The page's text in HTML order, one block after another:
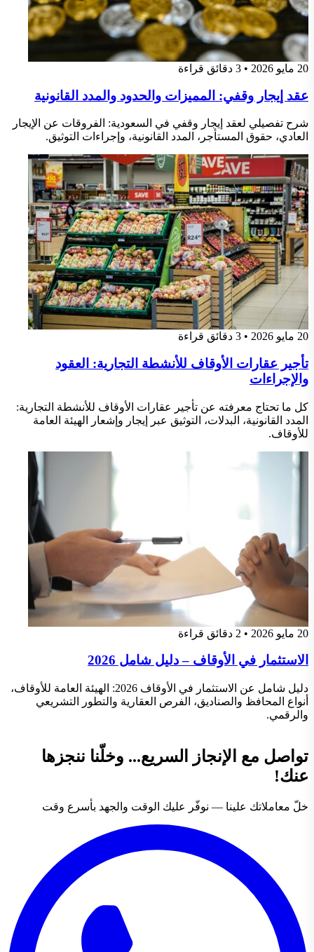
20 مايو 2026 • 3 دقائق قراءة
عقد إيجار وقفي: المميزات والحدود والمدد القانونية
شرح تفصيلي لعقد إيجار وقفي في السعودية: الفروقات عن الإيجار
العادي، حقوق المستأجر، المدد القانونية، وإجراءات التوثيق.
20 مايو 2026 • 3 دقائق قراءة
تأجير عقارات الأوقاف للأنشطة التجارية: العقود
والإجراءات
كل ما تحتاج معرفته عن تأجير عقارات الأوقاف للأنشطة التجارية:
المدد القانونية، البدلات، التوثيق عبر إيجار وإشعار الهيئة العامة
للأوقاف.
20 مايو 2026 • 2 دقائق قراءة
الاستثمار في الأوقاف – دليل شامل 2026
دليل شامل عن الاستثمار في الأوقاف 2026: الهيئة العامة للأوقاف،
أنواع المحافظ والصناديق، الفرص العقارية والتطور التشريعي
والرقمي.
تواصل مع الإنجاز السريع... وخلّنا ننجزها
عنك!
خلّ معاملاتك علينا — نوفّر عليك الوقت والجهد بأسرع وقت